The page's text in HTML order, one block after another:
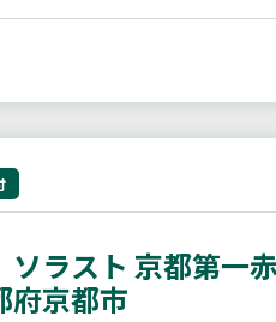
ラスト 京都第一
府京都市